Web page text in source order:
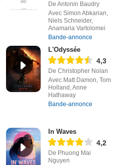
De Antonin Baudry
Avec Simon Abkarian,
Niels Schneider,
Anamaria Vartolomei
Bande-annonce
L'Odyssée
4,3
De Christopher Nolan
Avec Matt Damon, Tom
Holland, Anne
Hathaway
Bande-annonce
In Waves
4,2
De Phuong Mai
Nguyen